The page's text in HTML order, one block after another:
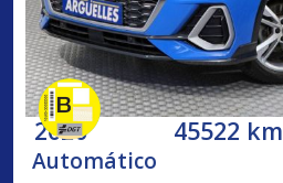
2020 45522 km
Automático